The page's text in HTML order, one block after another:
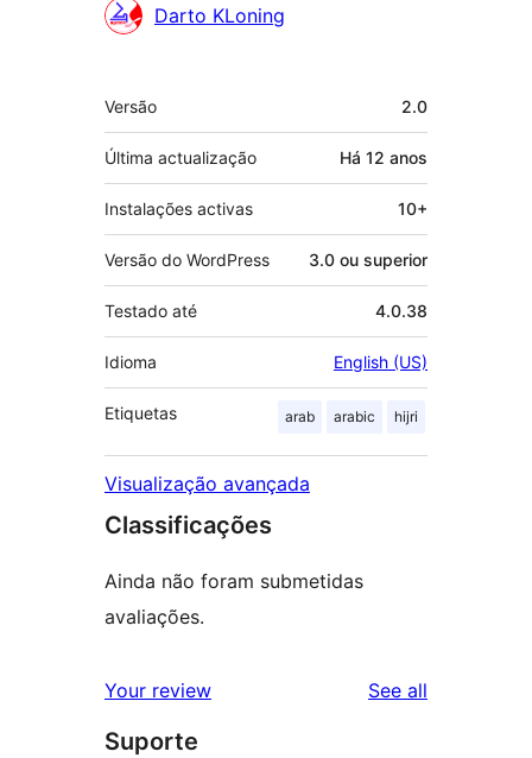
Contribuidores
Darto KLoning
Metadados
Versão 2.0
Última actualização Há 12 anos
Instalações activas 10+
Versão do WordPress 3.0 ou superior
Testado até 4.0.38
Idioma English (US)
Etiquetas arab arabic hijri
Visualização avançada
Classificações
Ainda não foram submetidas
avaliações.
Your review See all
Suporte